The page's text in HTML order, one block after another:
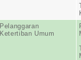
Pelanggaran
Ketertiban Umum